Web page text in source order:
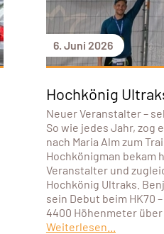
6. Juni 2026
Hochkönig
Neuer Veranstalter –
So wie jedes Jahr, zog
nach Maria Alm zum
Hochkönigman bekam
Veranstalter und
Hochkönig Ultraks.
sein Debut beim HK70
4400 Höhenmeter
Weiterlesen...